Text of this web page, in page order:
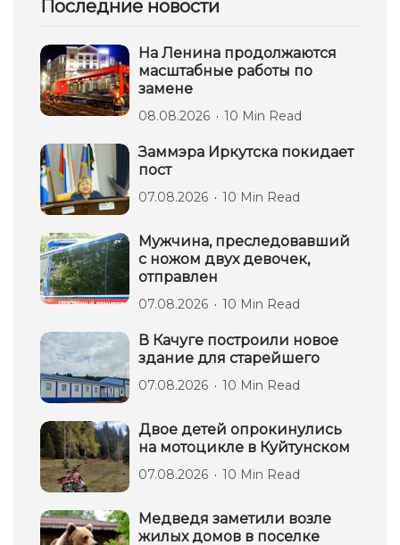
Последние новости
На Ленина продолжаются
масштабные работы по
замене
08.08.2026 10 Min Read
Заммэра Иркутска покидает
пост
07.08.2026 10 Min Read
Мужчина, преследовавший
с ножом двух девочек,
отправлен
07.08.2026 10 Min Read
В Качуге построили новое
здание для старейшего
07.08.2026 10 Min Read
Двое детей опрокинулись
на мотоцикле в Куйтунском
07.08.2026 10 Min Read
Медведя заметили возле
жилых домов в поселке